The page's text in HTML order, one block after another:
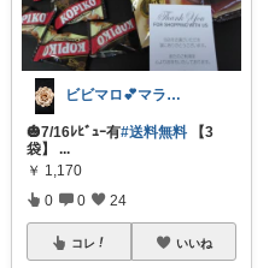
ビビマロ💕マラソン不参加🙏
🎃7/16ﾚﾋﾞｭｰ有#送料無料 【3
袋】
...
￥ 1,170
0 0 24
コレ いいね